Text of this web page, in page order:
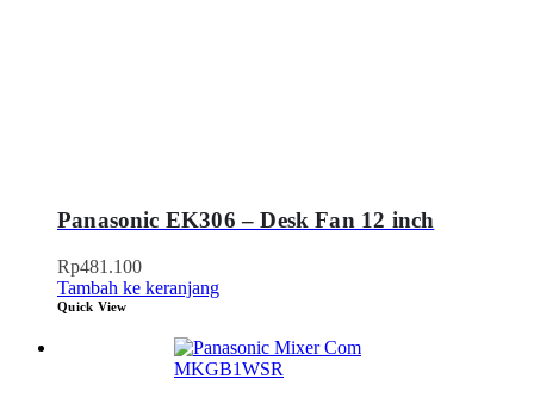
Panasonic EK306 – Desk Fan 12 inch
Rp481.100
Tambah ke keranjang
Quick View